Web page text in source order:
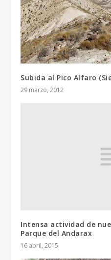
Subida al Pico Alfaro
29 marzo, 2012
Intensa actividad de
Parque del Andarax
16 abril, 2015